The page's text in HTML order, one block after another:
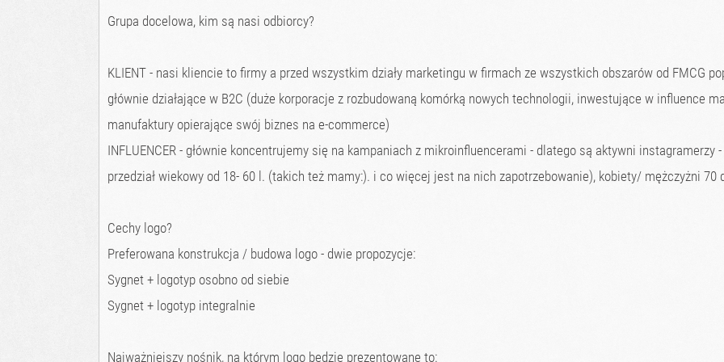
Grupa docelowa, kim są nasi odbiorcy?
KLIENT - nasi kliencie to firmy a przed wszystkim działy marketingu w firmach ze wszystkich obszarów od FMCG
głównie działające w B2C (duże korporacje z rozbudowaną komórką nowych technologii, inwestujące w influence
manufaktury opierające swój biznes na e-commerce)
INFLUENCER - głównie koncentrujemy się na kampaniach z mikroinfluencerami - dlatego są aktywni
przedział wiekowy od 18- 60 l. (takich też mamy:). i co więcej jest na nich zapotrzebowanie), kobiety/ mężczyżni 70
Cechy logo?
Preferowana konstrukcja / budowa logo - dwie propozycje:
Sygnet + logotyp osobno od siebie
Sygnet + logotyp integralnie
Najważniejszy nośnik, na którym logo będzie prezentowane to: